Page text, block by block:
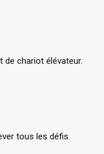
de chariot élévateur.
tous les défis.